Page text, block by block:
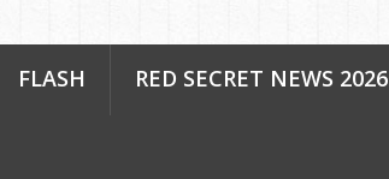
FLASH RED SECRET NEWS 2026